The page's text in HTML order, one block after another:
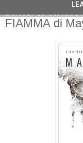
martedì 10
FIAMMA di